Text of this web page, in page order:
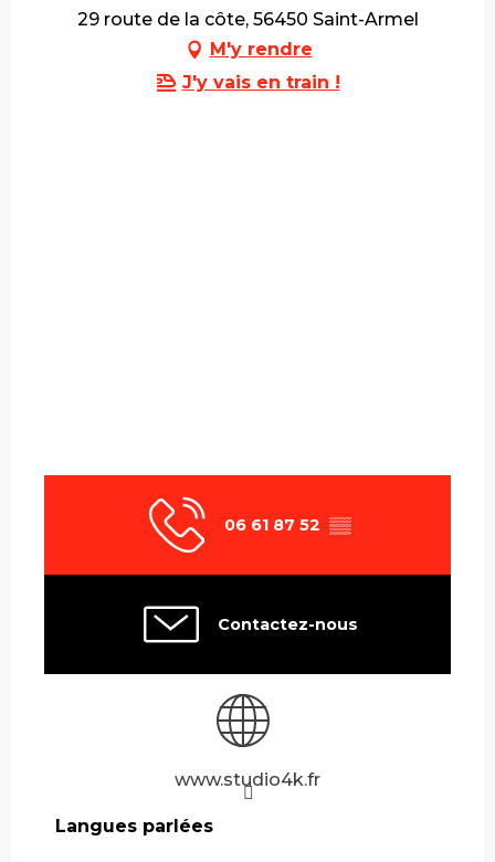
29 route de la côte, 56450 Saint-Armel
M'y rendre
J'y vais en train !
06 61 87 52 ▒▒
Contactez-nous
www.studio4k.fr
Langues parlées
Langues parlées